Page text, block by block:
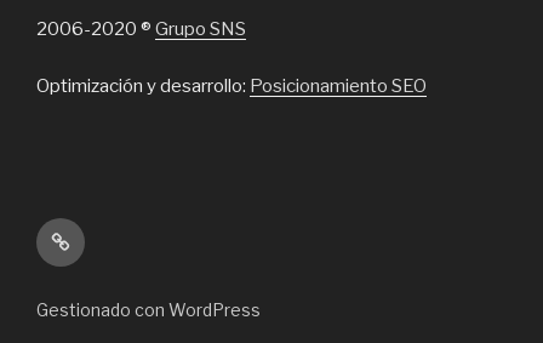
2006-2020 ® Grupo SNS
Optimización y desarrollo: Posicionamiento SEO
Inicio
Gestionado con WordPress